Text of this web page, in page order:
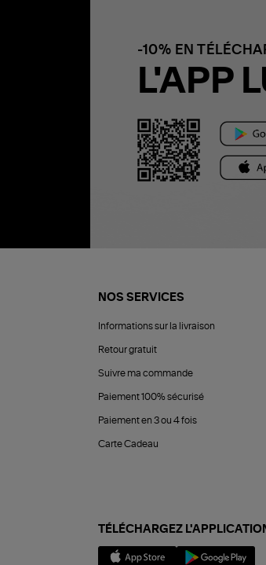
-10% EN
L'APP
NOS SERVICES
Informations sur la livraison
Retour gratuit
Suivre ma commande
Paiement 100% sécurisé
Paiement en 3 ou 4 fois
Carte Cadeau
TÉLÉCHARGEZ